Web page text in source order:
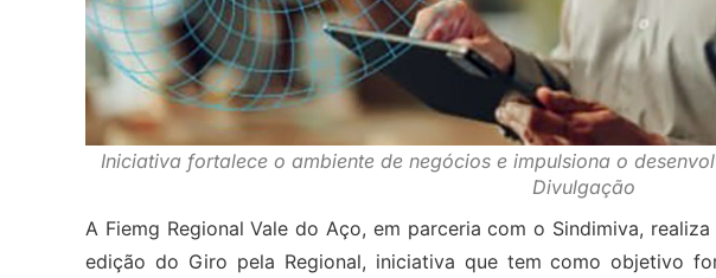
Iniciativa fortalece o ambiente de negócios e impulsiona o
Divulgação
A Fiemg Regional Vale do Aço, em parceria com o Sindimiva,
edição do Giro pela Regional, iniciativa que tem como objetivo